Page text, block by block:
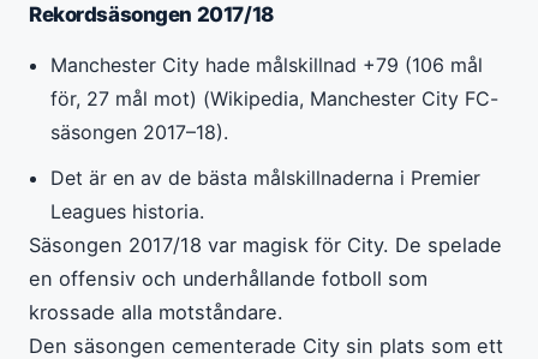
Rekordsäsongen 2017/18
Manchester City hade målskillnad +79 (106 mål
för, 27 mål mot) (Wikipedia, Manchester City FC-
säsongen 2017–18).
Det är en av de bästa målskillnaderna i Premier
Leagues historia.
Säsongen 2017/18 var magisk för City. De spelade
en offensiv och underhållande fotboll som
krossade alla motståndare.
Den säsongen cementerade City sin plats som ett